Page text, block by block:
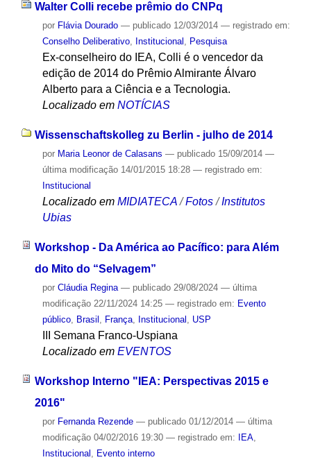
Walter Colli recebe prêmio do CNPq
por Flávia Dourado — publicado12/03/2014 — registrado em:
Conselho Deliberativo, Institucional , Pesquisa
Ex-conselheiro do IEA, Colli é o vencedor da
edição de 2014 do Prêmio Almirante Álvaro
Alberto para a Ciência e a Tecnologia.
Localizado em NOTÍCIAS
Wissenschaftskolleg zu Berlin - julho de 2014
por Maria Leonor de Calasans — publicado15/09/2014 —
última modificação14/01/2015 18:28 — registrado em:
Institucional
Localizado em MIDIATECA /Fotos /Institutos
Ubias
Workshop - Da América ao Pacífico: para Além
do Mito do “Selvagem”
por Cláudia Regina — publicado29/08/2024 — última
modificação22/11/2024 14:25 — registrado em: Evento
público, Brasil França, Institucional USP
III Semana Franco-Uspiana
Localizado em EVENTOS
Workshop Interno "IEA: Perspectivas 2015 e
2016"
por Fernanda Rezende — publicado01/12/2014 — última
modificação04/02/2016 19:30 — registrado em: IEA,
Institucional
Evento interno